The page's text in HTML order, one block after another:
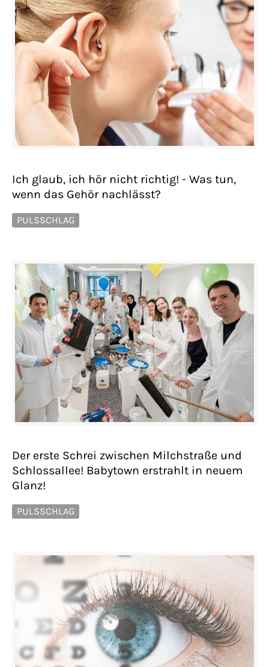
Ich glaub, ich hör nicht richtig! - Was tun,
wenn das Gehör nachlässt?
PULSSCHLAG
Der erste Schrei zwischen Milchstraße und
Schlossallee! Babytown erstrahlt in neuem
Glanz!
PULSSCHLAG